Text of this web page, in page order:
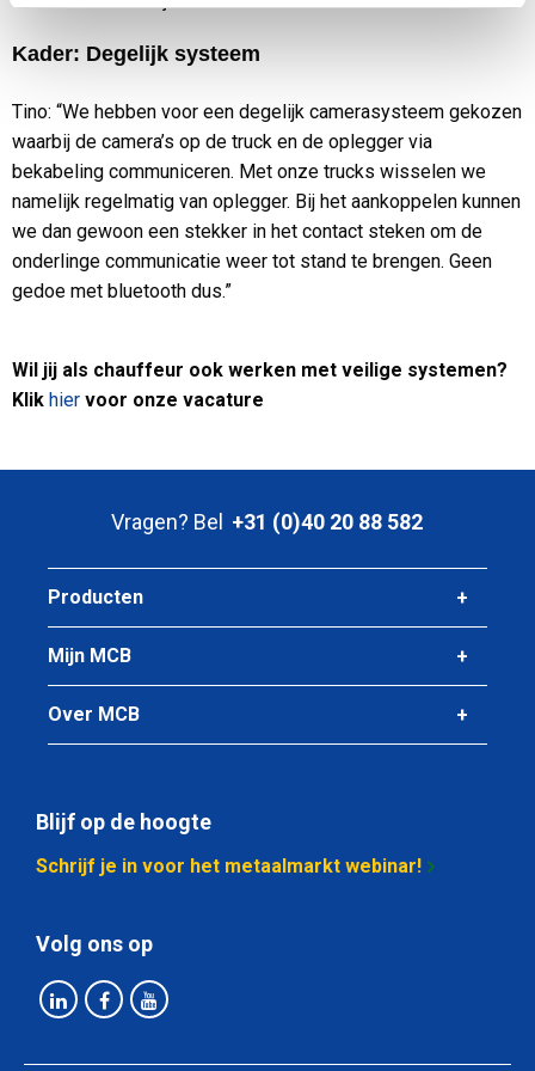
Kader: Degelijk systeem
Tino: “We hebben voor een degelijk camerasysteem gekozen
waarbij de camera’s op de truck en de oplegger via
bekabeling communiceren. Met onze trucks wisselen we
namelijk regelmatig van oplegger. Bij het aankoppelen kunnen
we dan gewoon een stekker in het contact steken om de
onderlinge communicatie weer tot stand te brengen. Geen
gedoe met bluetooth dus.”
Wil jij als chauffeur ook werken met veilige systemen?
Klik hier voor onze vacature
Vragen? Bel +31 (0)40 20 88 582
Producten
Mijn MCB
Over MCB
Blijf op de hoogte
Schrijf je in voor het metaalmarkt webinar!
Volg ons op